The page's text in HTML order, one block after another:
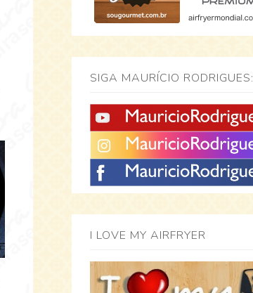
SIGA MAURÍCIO RODRIGUES:
I LOVE MY AIRFRYER